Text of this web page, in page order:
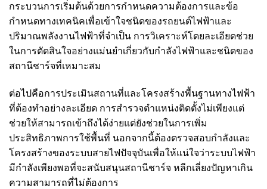
กระบวนการเริ่มต้นด้วยการกำหนดความต้องการและข้อ
กำหนดทางเทคนิคเพื่อเข้าใจชนิดของรถยนต์ไฟฟ้าและ
ปริมาณพลังงานไฟฟ้าที่จำเป็น การวิเคราะห์โดยละเอียดช่วย
ในการตัดสินใจอย่างแม่นยำเกี่ยวกับกำลังไฟฟ้าและชนิดของ
สถานีชาร์จที่เหมาะสม
ต่อไปคือการประเมินสถานที่และโครงสร้างพื้นฐานทางไฟฟ้า
ที่ต้องทำอย่างละเอียด การสำรวจตำแหน่งติดตั้งไม่เพียงแต่
ช่วยให้สามารถเข้าถึงได้ง่ายแต่ยังช่วยในการเพิ่ม
ประสิทธิภาพการใช้พื้นที่ นอกจากนี้ต้องตรวจสอบกำลังและ
โครงสร้างของระบบสายไฟปัจจุบันเพื่อให้แน่ใจว่าระบบไฟฟ้า
มีกำลังเพียงพอที่จะสนับสนุนสถานีชาร์จ หลีกเลี่ยงปัญหาเกิน
ความสามารถที่ไม่ต้องการ